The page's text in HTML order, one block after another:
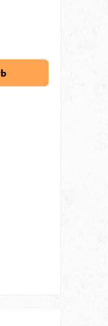
die Schaltflächen um die